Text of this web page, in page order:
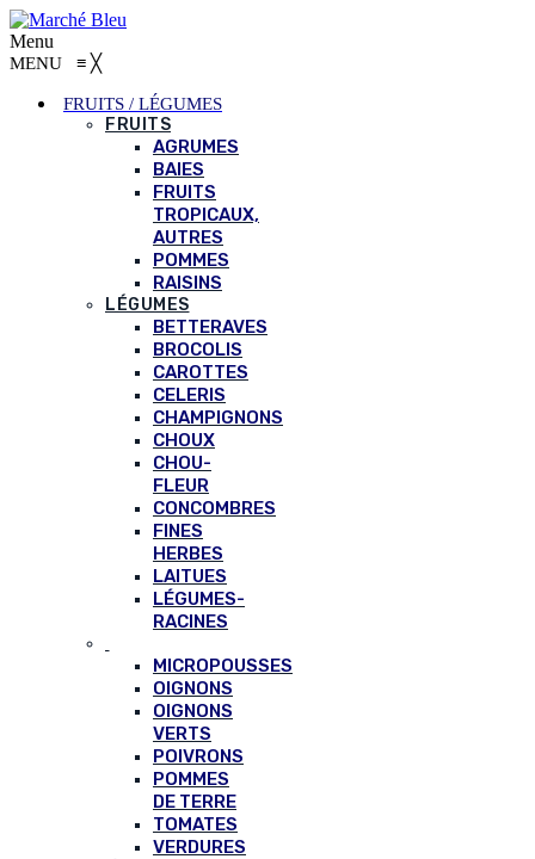
Menu
MENU ≡ ╳
FRUITS / LÉGUMES
FRUITS
AGRUMES
BAIES
FRUITS
TROPICAUX,
AUTRES
POMMES
RAISINS
LÉGUMES
BETTERAVES
BROCOLIS
CAROTTES
CELERIS
CHAMPIGNONS
CHOUX
CHOU-
FLEUR
CONCOMBRES
FINES
HERBES
LAITUES
LÉGUMES-
RACINES
MICROPOUSSES
OIGNONS
OIGNONS
VERTS
POIVRONS
POMMES
DE TERRE
TOMATES
VERDURES